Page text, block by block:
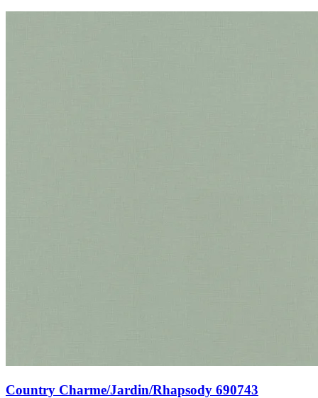
Country Charme/Jardin/Rhapsody 690743